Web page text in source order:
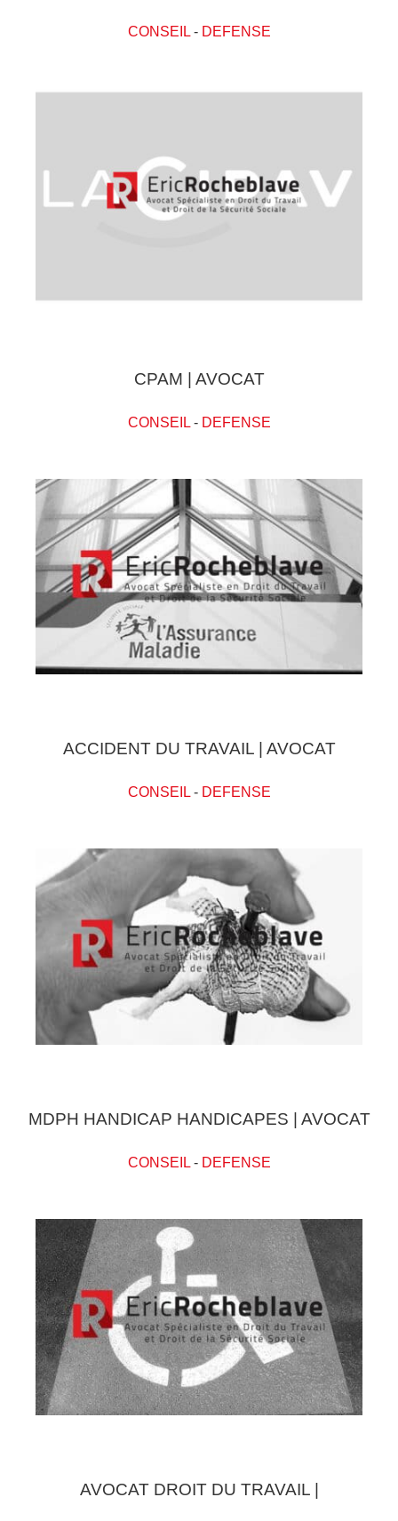
CONSEIL- DEFENSE
CPAM | AVOCAT
CONSEIL- DEFENSE
ACCIDENT DU TRAVAIL | AVOCAT
CONSEIL- DEFENSE
MDPH HANDICAP HANDICAPES | AVOCAT
CONSEIL- DEFENSE
AVOCAT DROIT DU TRAVAIL |